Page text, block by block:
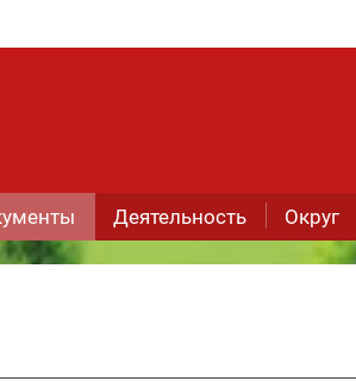
Деятельность Округ